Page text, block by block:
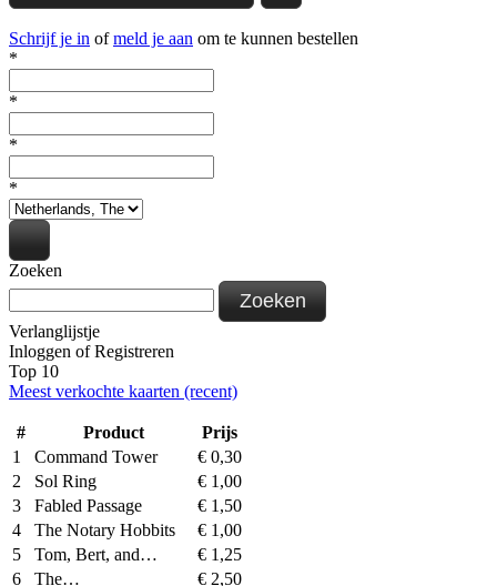
Schrijf je in ofmeld je aan om te kunnen bestellen
*
*
*
*
Zoeken
Zoeken
Verlanglijstje
Inloggen ofRegistreren
Top 10
Meest verkochte kaarten (recent)
# Product
Prijs
1
Command Tower € 0,30
2
Sol Ring € 1,00
3
Fabled Passage € 1,50
4
The Notary Hobbits € 1,00
5
Tom, Bert, and… € 1,25
6
The… € 2,50